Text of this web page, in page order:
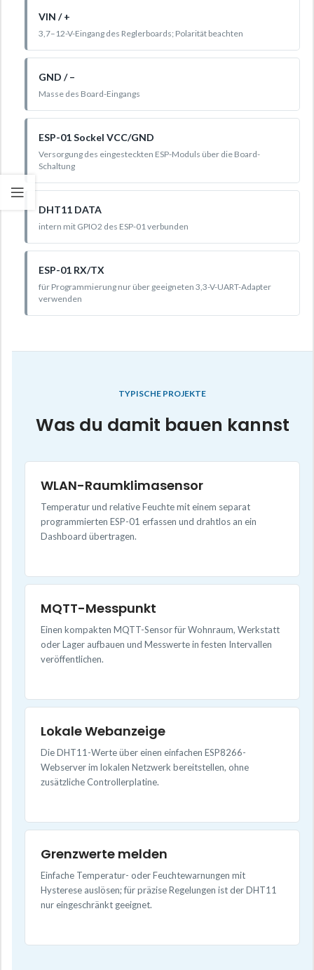
VIN / +
3,7–12-V-Eingang des Reglerboards; Polarität beachten
GND / –
Masse des Board-Eingangs
ESP-01 Sockel VCC/GND
Versorgung des eingesteckten ESP-Moduls über die Board-
Schaltung
DHT11 DATA
intern mit GPIO2 des ESP-01 verbunden
ESP-01 RX/TX
für Programmierung nur über geeigneten 3,3-V-UART-Adapter
verwenden
TYPISCHE PROJEKTE
Was du damit bauen kannst
WLAN-Raumklimasensor
Temperatur und relative Feuchte mit einem separat
programmierten ESP-01 erfassen und drahtlos an ein
Dashboard übertragen.
MQTT-Messpunkt
Einen kompakten MQTT-Sensor für Wohnraum, Werkstatt
oder Lager aufbauen und Messwerte in festen Intervallen
veröffentlichen.
Lokale Webanzeige
Die DHT11-Werte über einen einfachen ESP8266-
Webserver im lokalen Netzwerk bereitstellen, ohne
zusätzliche Controllerplatine.
Grenzwerte melden
Einfache Temperatur- oder Feuchtewarnungen mit
Hysterese auslösen; für präzise Regelungen ist der DHT11
nur eingeschränkt geeignet.